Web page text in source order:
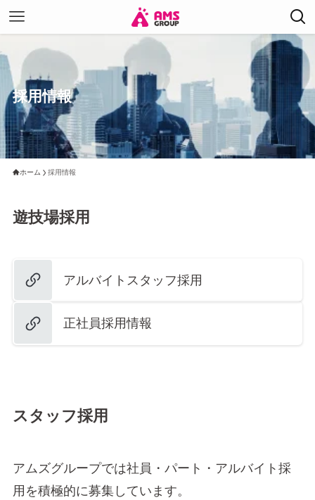
採用情報
ホーム 採用情報
遊技場採用
アルバイトスタッフ採用
正社員採用情報
スタッフ採用
アムズグループでは社員・パート・アルバイト採
用を積極的に募集しています。